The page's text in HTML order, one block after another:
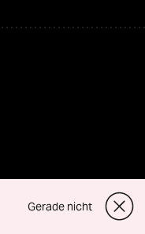
Gerade nicht